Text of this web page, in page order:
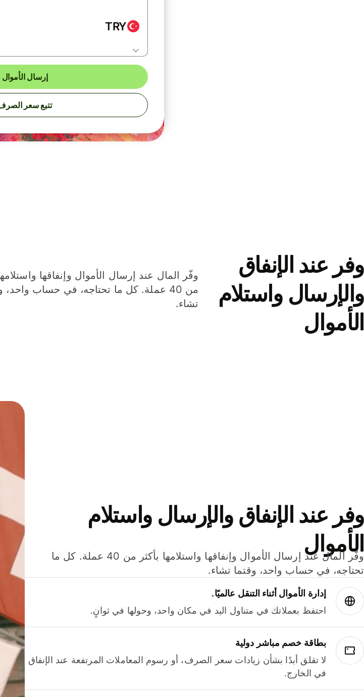
TRY
إرسال الأموال
تتبع سعر
وفر عند الإنفاق
والإرسال واستلام
الأموال
وفّر المال عند إرسال الأموال وإنفاقها
من 40 عملة. كل ما تحتاجه، في حساب واحد،
تشاء.
وفر عند الإنفاق والإرسال واستلام
الأموال
وفّر المال عند إرسال الأموال وإنفاقها واستلامها بأكثر من 40 عملة. كل ما
تحتاجه، في حساب واحد، وقتما تشاء.
إدارة الأموال أثناء التنقل عالميًا.
احتفظ بعملاتك في متناول اليد في مكان واحد، وحولها في ثوانٍ.
بطاقة خصم مباشر دولية
لا تقلق أبدًا بشأن زيادات سعر الصرف، أو رسوم المعاملات المرتفعة عند الإنفاق
في الخارج.